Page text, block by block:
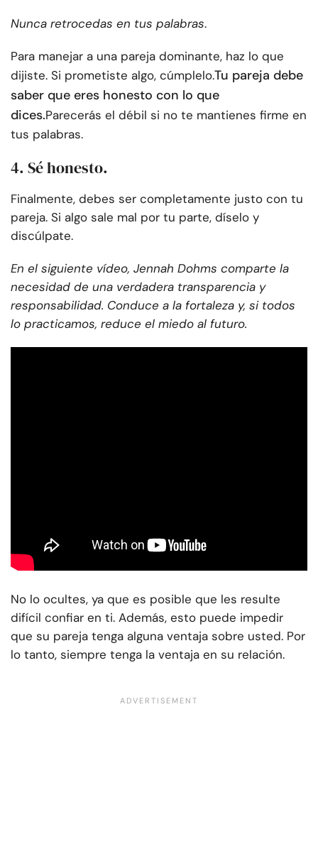
Nunca retrocedas en tus palabras.
Para manejar a una pareja dominante, haz lo que
dijiste. Si prometiste algo, cúmplelo.Tu pareja debe
saber que eres honesto con lo que
dices.Parecerás el débil si no te mantienes firme en
tus palabras.
4. Sé honesto.
Finalmente, debes ser completamente justo con tu
pareja. Si algo sale mal por tu parte, díselo y
discúlpate.
En el siguiente vídeo, Jennah Dohms comparte la
necesidad de una verdadera transparencia y
responsabilidad. Conduce a la fortaleza y, si todos
lo practicamos, reduce el miedo al futuro.
No lo ocultes, ya que es posible que les resulte
difícil confiar en ti. Además, esto puede impedir
que su pareja tenga alguna ventaja sobre usted. Por
lo tanto, siempre tenga la ventaja en su relación.